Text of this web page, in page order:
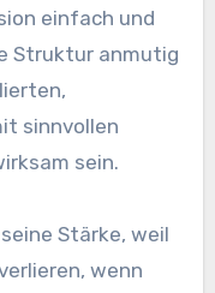
einfach und
Struktur anmutig
sinnvollen
sein.
Stärke, weil
wenn